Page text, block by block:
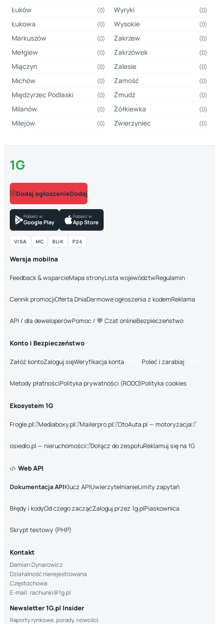
Łuków (0)
Łukowa (0)
Markuszów (0)
Mełgiew (0)
Miączyn (0)
Michów (0)
Międzyrzec Podlaski (0)
Milanów (0)
Milejów (0)
Wyryki (0)
Wysokie (0)
Zakrzew (0)
Zakrzówek (0)
Zalesie (0)
Zamość (0)
Żmudź (0)
Żółkiewka (0)
Zwierzyniec (0)
1G
Dodaj ogłoszenie
Pobierz w
Google Play
Pobierz w
App Store
VISA MC BLIK P24
Wersja mobilna
Feedback & wsparcieMapa stronyLista województwRegulamin
Cennik promocjiOferta DniaDarmowe ogłoszenia z kodemReklama
API / dla deweloperówPomoc / 💬 Czat onlineBezpieczeństwo
Konto i Bezpieczeństwo
Załóż kontoZaloguj sięWeryfikacja konta Poleć i zarabiaj
Metody płatnościPolityka prywatności (RODO)Polityka cookies
Ekosystem 1G
Frogle.pl Mediaboxy.pl Mailerpro.pl OtoAuta.pl — motoryzacja
osiedlo.pl — nieruchomości Dołącz do zespołuReklamuj się na 1G
Web API
Dokumentacja APIKlucz APIUwierzytelnianieLimity zapytań
Błędy i kodyOd czego zacząćZaloguj przez 1g.plPiaskownica
Skrypt testowy (PHP)
Kontakt
Damian Dynarowicz
Działalność nierejestrowana
Częstochowa
E-mail: rachunki@1g.pl
Newsletter 1G.pl Insider
Raporty rynkowe, porady, nowości.